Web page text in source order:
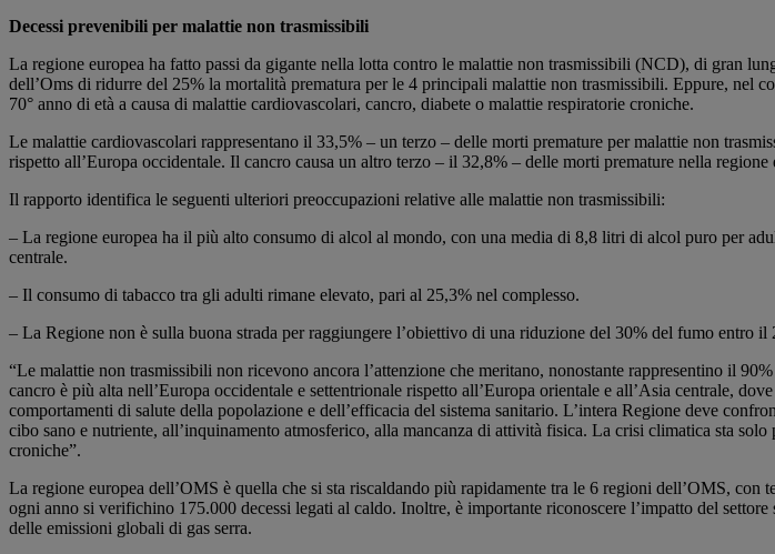
Decessi prevenibili per malattie non trasmissibili
La regione europea ha fatto passi da gigante nella lotta contro le malattie non trasmissibili (NCD), di gran
dell’Oms di ridurre del 25% la mortalità prematura per le 4 principali malattie non trasmissibili. Eppure, nel
70° anno di età a causa di malattie cardiovascolari, cancro, diabete o malattie respiratorie croniche.
Le malattie cardiovascolari rappresentano il 33,5% – un terzo – delle morti premature per malattie non
rispetto all’Europa occidentale. Il cancro causa un altro terzo – il 32,8% – delle morti premature nella regione
Il rapporto identifica le seguenti ulteriori preoccupazioni relative alle malattie non trasmissibili:
– La regione europea ha il più alto consumo di alcol al mondo, con una media di 8,8 litri di alcol puro per
centrale.
– Il consumo di tabacco tra gli adulti rimane elevato, pari al 25,3% nel complesso.
– La Regione non è sulla buona strada per raggiungere l’obiettivo di una riduzione del 30% del fumo entro il
“Le malattie non trasmissibili non ricevono ancora l’attenzione che meritano, nonostante rappresentino il
cancro è più alta nell’Europa occidentale e settentrionale rispetto all’Europa orientale e all’Asia centrale,
comportamenti di salute della popolazione e dell’efficacia del sistema sanitario. L’intera Regione deve
cibo sano e nutriente, all’inquinamento atmosferico, alla mancanza di attività fisica. La crisi climatica sta
croniche”.
La regione europea dell’OMS è quella che si sta riscaldando più rapidamente tra le 6 regioni dell’OMS,
ogni anno si verifichino 175.000 decessi legati al caldo. Inoltre, è importante riconoscere l’impatto del
delle emissioni globali di gas serra.